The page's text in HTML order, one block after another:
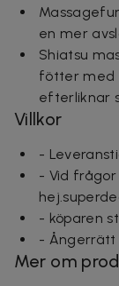
en mer
Shiatsu
fötter med
efterliknar
Villkor
-
- Vid
- köparen
- Ångerrätt
Mer om